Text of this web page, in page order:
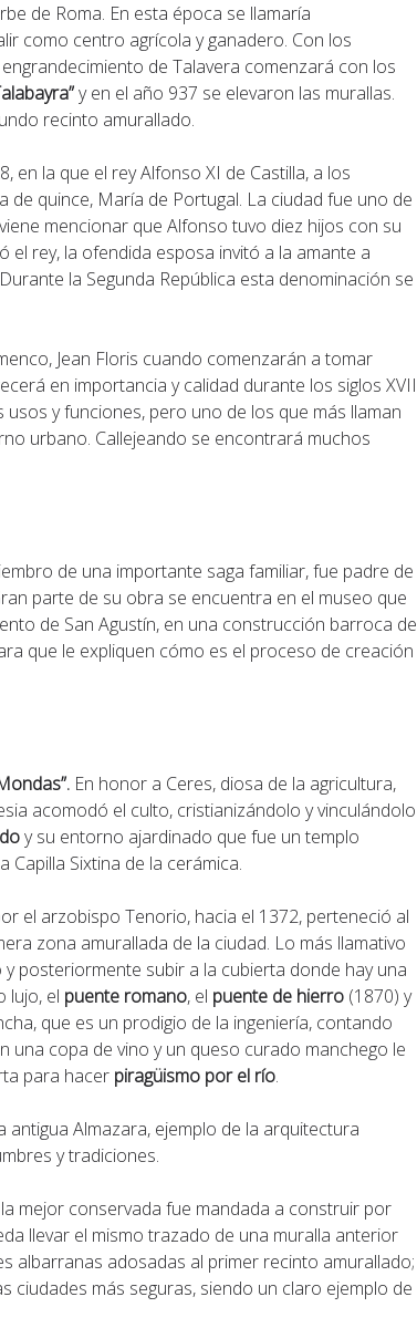
de Roma. En esta época se llamaría
como centro agrícola y ganadero. Con los
de Talavera comenzará con los
y en el año 937 se elevaron las murallas.
recinto amurallado.
en la que el rey Alfonso XI de Castilla, a los
quince, María de Portugal. La ciudad fue uno de
mencionar que Alfonso tuvo diez hijos con su
el rey, la ofendida esposa invitó a la amante a
la Segunda República esta denominación se
Jean Floris cuando comenzarán a tomar
en importancia y calidad durante los siglos XVII
usos y funciones, pero uno de los que más llaman
urbano. Callejeando se encontrará muchos
de una importante saga familiar, fue padre de
parte de su obra se encuentra en el museo que
de San Agustín, en una construcción barroca de
que le expliquen cómo es el proceso de creación
En honor a Ceres, diosa de la agricultura,
acomodó el culto, cristianizándolo y vinculándolo
y su entorno ajardinado que fue un templo
Sixtina de la cerámica.
el arzobispo Tenorio, hacia el 1372, perteneció al
zona amurallada de la ciudad. Lo más llamativo
posteriormente subir a la cubierta donde hay una
lujo, el puente romano, el puente de hierro (1870) y
que es un prodigio de la ingeniería, contando
una copa de vino y un queso curado manchego le
para hacer piragüismo por el río.
antigua Almazara, ejemplo de la arquitectura
y tradiciones.
mejor conservada fue mandada a construir por
llevar el mismo trazado de una muralla anterior
albarranas adosadas al primer recinto amurallado;
ciudades más seguras, siendo un claro ejemplo de